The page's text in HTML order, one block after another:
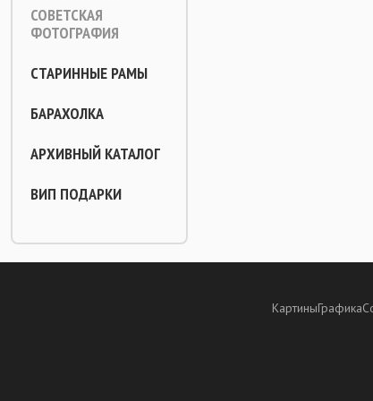
СОВЕТСКАЯ
ФОТОГРАФИЯ
СТАРИННЫЕ РАМЫ
БАРАХОЛКА
АРХИВНЫЙ КАТАЛОГ
ВИП ПОДАРКИ
КартиныГрафика